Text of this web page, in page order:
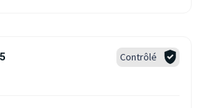
5 Contrôlé